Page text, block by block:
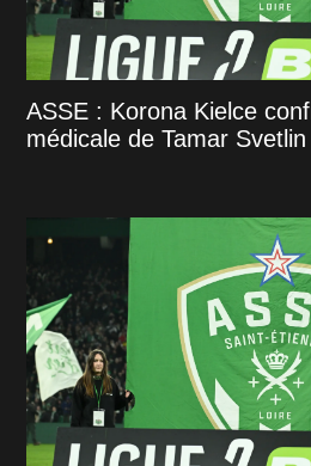
ASSE : Korona Kielce
médicale de Tamar Svetlin